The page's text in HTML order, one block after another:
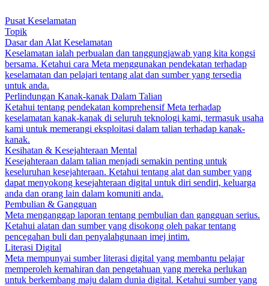
Pusat Keselamatan
Topik
Dasar dan Alat Keselamatan
Keselamatan ialah perbualan dan tanggungjawab yang kita kongsi
bersama. Ketahui cara Meta menggunakan pendekatan terhadap
keselamatan dan pelajari tentang alat dan sumber yang tersedia
untuk anda.
Perlindungan Kanak-kanak Dalam Talian
Ketahui tentang pendekatan komprehensif Meta terhadap
keselamatan kanak-kanak di seluruh teknologi kami, termasuk usaha
kami untuk memerangi eksploitasi dalam talian terhadap kanak-
kanak.
Kesihatan & Kesejahteraan Mental
Kesejahteraan dalam talian menjadi semakin penting untuk
keseluruhan kesejahteraan. Ketahui tentang alat dan sumber yang
dapat menyokong kesejahteraan digital untuk diri sendiri, keluarga
anda dan orang lain dalam komuniti anda.
Pembulian & Gangguan
Meta menganggap laporan tentang pembulian dan gangguan serius.
Ketahui alatan dan sumber yang disokong oleh pakar tentang
pencegahan buli dan penyalahgunaan imej intim.
Literasi Digital
Meta mempunyai sumber literasi digital yang membantu pelajar
memperoleh kemahiran dan pengetahuan yang mereka perlukan
untuk berkembang maju dalam dunia digital. Ketahui sumber yang